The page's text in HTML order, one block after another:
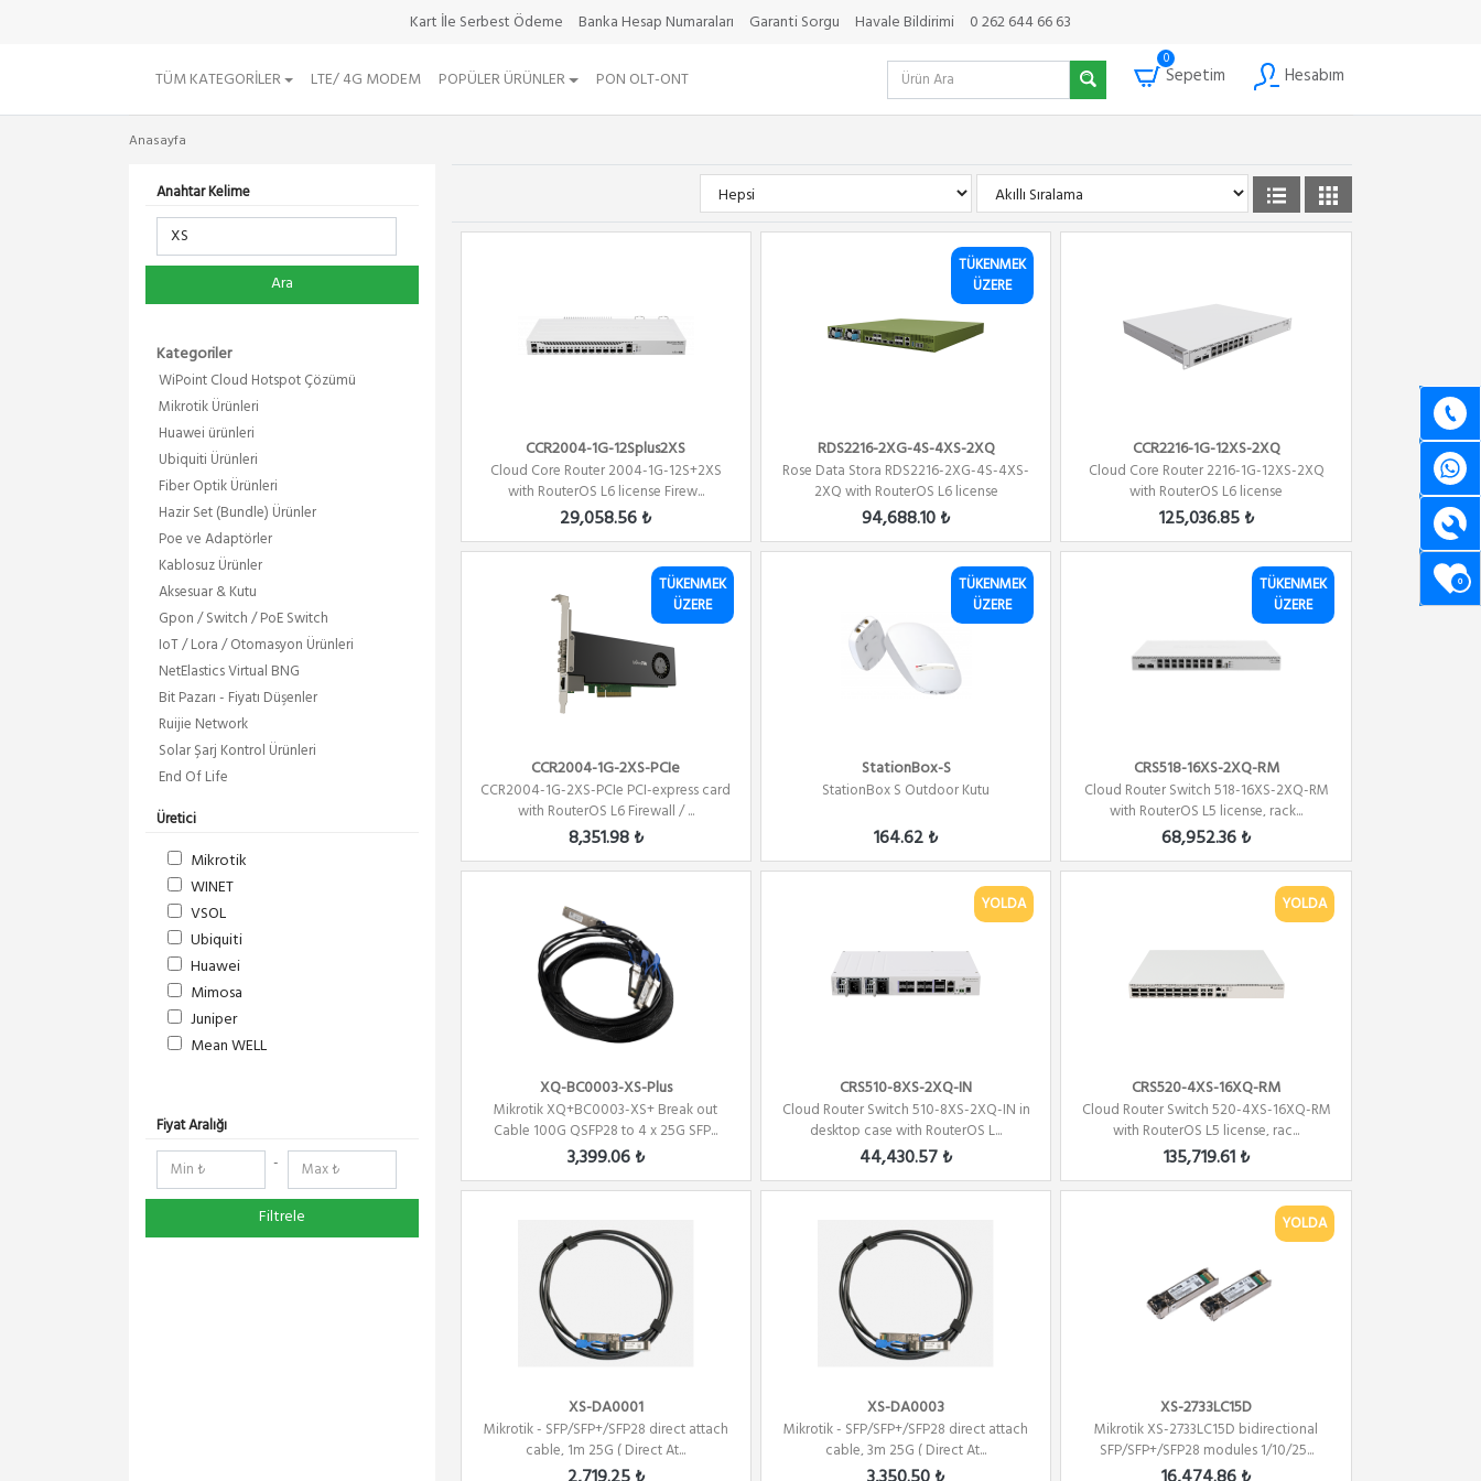
Kart İle Serbest Ödeme Banka Hesap Numaraları Garanti Sorgu Havale Bildirimi 0 262 644 66 63
TÜM KATEGORILER LTE/ 4G MODEM POPÜLER ÜRÜNLER PON OLT-ONT
0
Sepetim Hesabım
0
Anasayfa
Anahtar Kelime
Ara
Kategoriler
WiPoint Cloud Hotspot Çözümü
Mikrotik Ürünleri
Huawei ürünleri
Ubiquiti Ürünleri
Fiber Optik Ürünleri
Hazir Set (Bundle) Ürünler
Poe ve Adaptörler
Kablosuz Ürünler
Aksesuar & Kutu
Gpon / Switch / PoE Switch
IoT / Lora / Otomasyon Ürünleri
NetElastics Virtual BNG
Bit Pazarı - Fiyatı Düşenler
Ruijie Network
Solar Şarj Kontrol Ürünleri
End Of Life
Üretici
Mikrotik
WINET
VSOL
Ubiquiti
Huawei
Mimosa
Juniper
Mean WELL
RedLine
RF Elements
NetElastic
Paessler
TENDA
Fiyat Aralığı
-
Filtrele
CCR2004-1G-12Splus2XS
Cloud Core Router 2004-1G-12S+2XS
with RouterOS L6 license Firew...
29,058.56 ₺
TÜKENMEK
ÜZERE
RDS2216-2XG-4S-4XS-2XQ
Rose Data Stora RDS2216-2XG-4S-4XS-
2XQ with RouterOS L6 license
94,688.10 ₺
CCR2216-1G-12XS-2XQ
Cloud Core Router 2216-1G-12XS-2XQ
with RouterOS L6 license
125,036.85 ₺
TÜKENMEK
ÜZERE
CCR2004-1G-2XS-PCIe
CCR2004-1G-2XS-PCIe PCI-express card
with RouterOS L6 Firewall / ...
8,351.98 ₺
TÜKENMEK
ÜZERE
StationBox-S
StationBox S Outdoor Kutu
164.62 ₺
TÜKENMEK
ÜZERE
CRS518-16XS-2XQ-RM
Cloud Router Switch 518-16XS-2XQ-RM
with RouterOS L5 license, rack...
68,952.36 ₺
XQ-BC0003-XS-Plus
Mikrotik XQ+BC0003-XS+ Break out
Cable 100G QSFP28 to 4 x 25G SFP...
3,399.06 ₺
YOLDA
CRS510-8XS-2XQ-IN
Cloud Router Switch 510-8XS-2XQ-IN in
desktop case with RouterOS L...
44,430.57 ₺
YOLDA
CRS520-4XS-16XQ-RM
Cloud Router Switch 520-4XS-16XQ-RM
with RouterOS L5 license, rac...
135,719.61 ₺
XS-DA0001
Mikrotik - SFP/SFP+/SFP28 direct attach
cable, 1m 25G ( Direct At...
XS-DA0003
Mikrotik - SFP/SFP+/SFP28 direct attach
cable, 3m 25G ( Direct At...
YOLDA
XS-2733LC15D
Mikrotik XS-2733LC15D bidirectional
SFP/SFP+/SFP28 modules 1/10/25...